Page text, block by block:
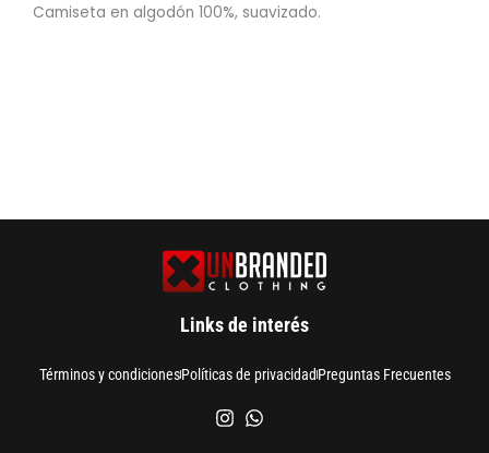
Camiseta en algodón 100%, suavizado.
Links de interés
Términos y condicionesPolíticas de privacidadPreguntas Frecuentes